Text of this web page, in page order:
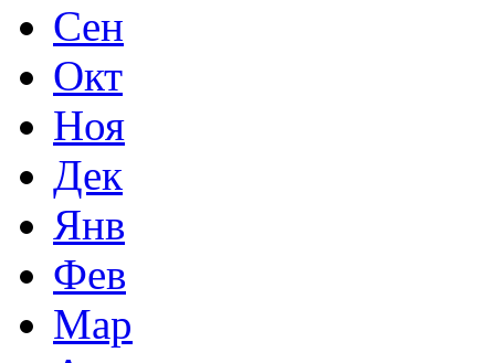
Сен
Окт
Ноя
Дек
Янв
Фев
Мар